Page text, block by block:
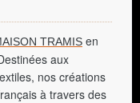
TRAMIS en
aux
nos créations
à travers des